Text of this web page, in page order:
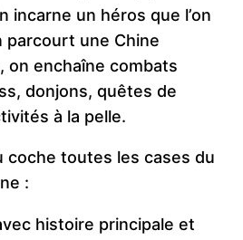
incarne un héros que l’on
parcourt une Chine
on enchaîne combats
donjons, quêtes de
à la pelle.
coche toutes les cases du
:
histoire principale et